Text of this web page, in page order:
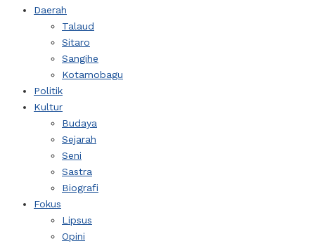
Daerah
Talaud
Sitaro
Sangihe
Kotamobagu
Politik
Kultur
Budaya
Sejarah
Seni
Sastra
Biografi
Fokus
Lipsus
Opini